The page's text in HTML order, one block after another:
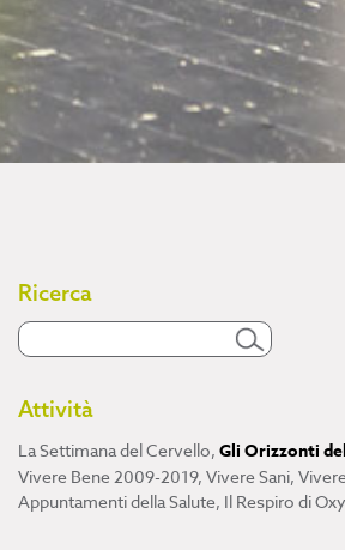
Ricerca
Attività
La Settimana del Cervello, Gli Orizzonti
Vivere Bene 2009-2019, Vivere Sani,
Appuntamenti della Salute, Il Respiro di